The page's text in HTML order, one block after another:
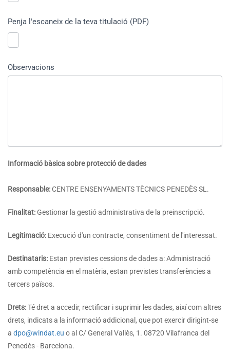
Penja l'escaneix de la teva titulació (PDF)
Observacions
Informació bàsica sobre protecció de dades
Responsable:CENTRE ENSENYAMENTS TÈCNICS PENEDÈS SL.
Finalitat:Gestionar la gestió administrativa de la preinscripció.
Legitimació: Execució d'un contracte, consentiment de l'interessat.
Destinataris: Estan previstes cessions de dades a: Administració
amb competència en el matèria, estan previstes transferències a
tercers països.
Drets:Té dret a accedir, rectificar i suprimir les dades, així com altres
drets, indicats a la informació addicional, que pot exercir dirigint-se
a dpo@windat.eu o al C/ General Vallès, 1. 08720 Vilafranca del
Penedès - Barcelona.